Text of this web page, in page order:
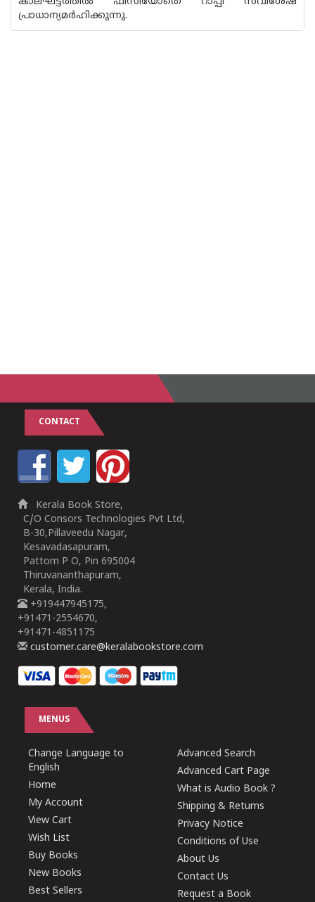
പ്രാധാന്യമർഹിക്കുന്നു.
CONTACT
Kerala Book Store,
C/O Consors Technologies Pvt Ltd,
B-30,Pillaveedu Nagar,
Kesavadasapuram,
Pattom P O, Pin 695004
Thiruvananthapuram,
Kerala, India.
+919447945175,
+91471-2554670,
+91471-4851175
customer.care@keralabookstore.com
MENUS
Change Language to
English
Home
My Account
View Cart
Wish List
Buy Books
New Books
Best Sellers
Advanced Search
Advanced Cart Page
What is Audio Book ?
Shipping & Returns
Privacy Notice
Conditions of Use
About Us
Contact Us
Request a Book